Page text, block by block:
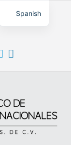
Spanish